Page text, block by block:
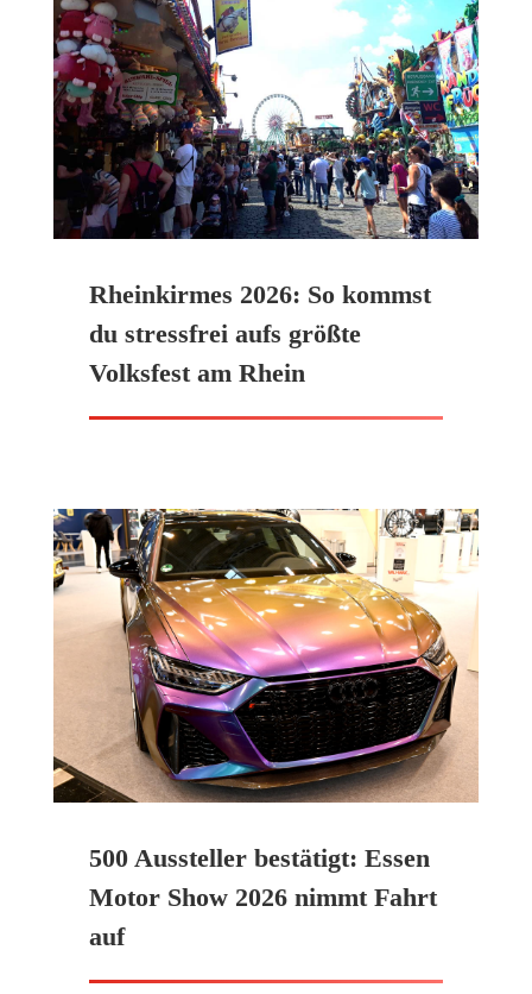
Rheinkirmes 2026: So kommst
du stressfrei aufs größte
Volksfest am Rhein
500 Aussteller bestätigt: Essen
Motor Show 2026 nimmt Fahrt
auf